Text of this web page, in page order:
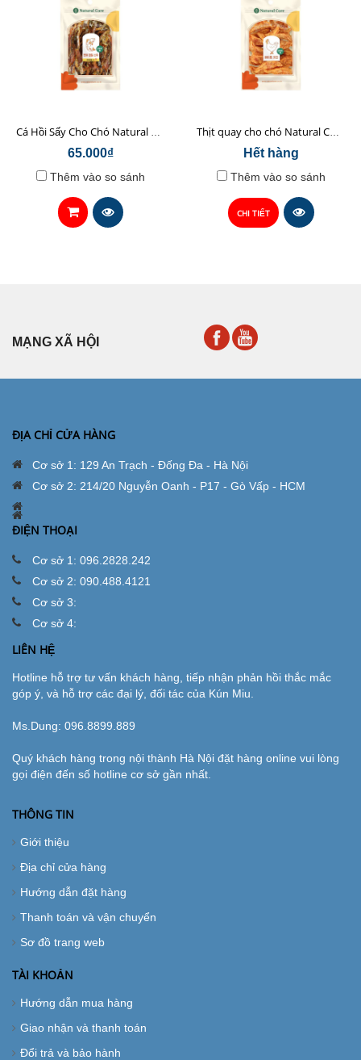
Cá Hồi Sấy Cho Chó Natural Core 45gr
65.000₫
Thêm vào so sánh
Thịt quay cho chó Natural Core 70g
Hết hàng
Thêm vào so sánh
CHI TIẾT
MẠNG XÃ HỘI
ĐỊA CHỈ CỬA HÀNG
Cơ sở 1: 129 An Trạch - Đống Đa - Hà Nội
Cơ sở 2: 214/20 Nguyễn Oanh - P17 - Gò Vấp - HCM
ĐIỆN THOẠI
Cơ sở 1: 096.2828.242
Cơ sở 2: 090.488.4121
Cơ sở 3:
Cơ sở 4:
LIÊN HỆ
Hotline hỗ trợ tư vấn khách hàng, tiếp nhận phản hồi thắc mắc
góp ý, và hỗ trợ các đại lý, đối tác của Kún Miu.
Ms.Dung: 096.8899.889
Quý khách hàng trong nội thành Hà Nội đặt hàng online vui lòng
gọi điện đến số hotline cơ sở gần nhất.
THÔNG TIN
Giới thiệu
Địa chỉ cửa hàng
Hướng dẫn đặt hàng
Thanh toán và vận chuyển
Sơ đồ trang web
TÀI KHOẢN
Hướng dẫn mua hàng
Giao nhận và thanh toán
Đổi trả và bảo hành